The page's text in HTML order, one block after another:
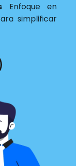
Enfoque en
simplificar